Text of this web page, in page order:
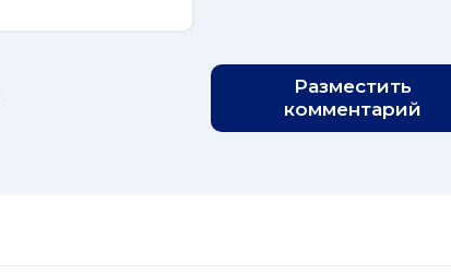
Разместить
комментарий